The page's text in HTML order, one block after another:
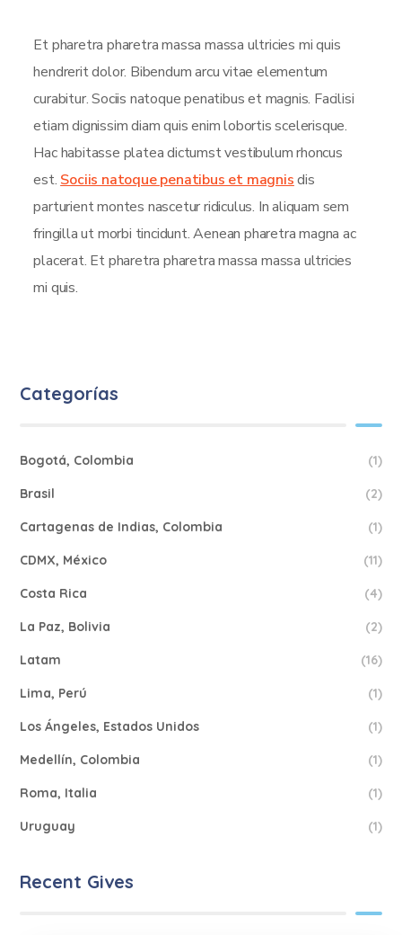
Et pharetra pharetra massa massa ultricies mi quis
hendrerit dolor. Bibendum arcu vitae elementum
curabitur. Sociis natoque penatibus et magnis. Facilisi
etiam dignissim diam quis enim lobortis scelerisque.
Hac habitasse platea dictumst vestibulum rhoncus
est. Sociis natoque penatibus et magnisdis
parturient montes nascetur ridiculus. In aliquam sem
fringilla ut morbi tincidunt. Aenean pharetra magna ac
placerat. Et pharetra pharetra massa massa ultricies
mi quis.
Categorías
Bogotá, Colombia (1)
Brasil (2)
Cartagenas de Indias, Colombia (1)
CDMX, México (11)
Costa Rica (4)
La Paz, Bolivia (2)
Latam (16)
Lima, Perú (1)
Los Ángeles, Estados Unidos (1)
Medellín, Colombia (1)
Roma, Italia (1)
Uruguay (1)
Recent Gives